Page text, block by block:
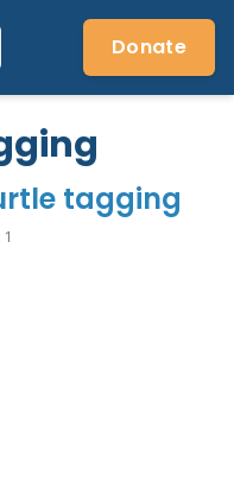
Donate
tagging